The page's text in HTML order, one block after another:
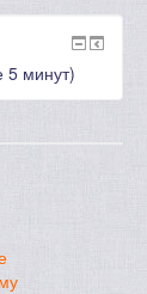
5 минут)